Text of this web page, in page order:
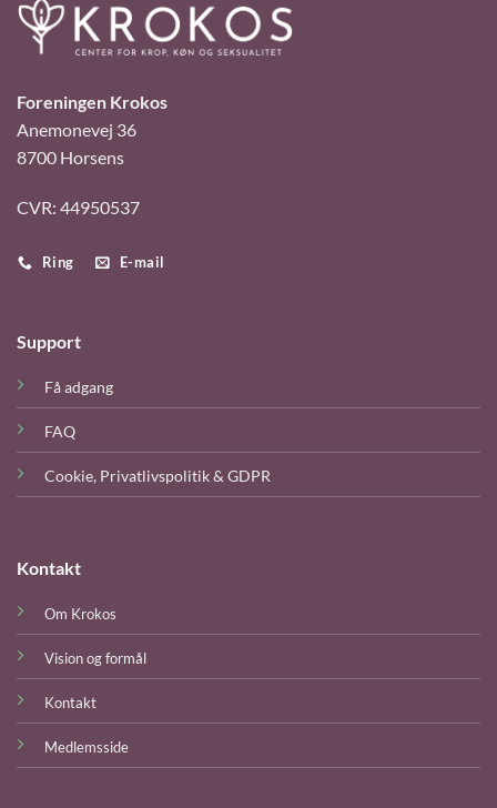
Foreningen Krokos
Anemonevej 36
8700 Horsens
CVR: 44950537
Ring E-mail
Support
Få adgang
FAQ
Cookie, Privatlivspolitik‎ & GDPR
Kontakt
Om Krokos
Vision og formål
Kontakt
Medlemsside